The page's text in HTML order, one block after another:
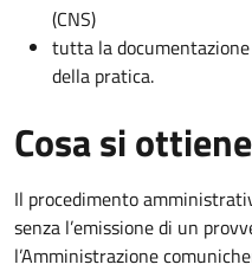
(CNS)
tutta la
della pratica.
Cosa si ottiene
Il procedimento
senza l’emissione di un
l’Amministrazione